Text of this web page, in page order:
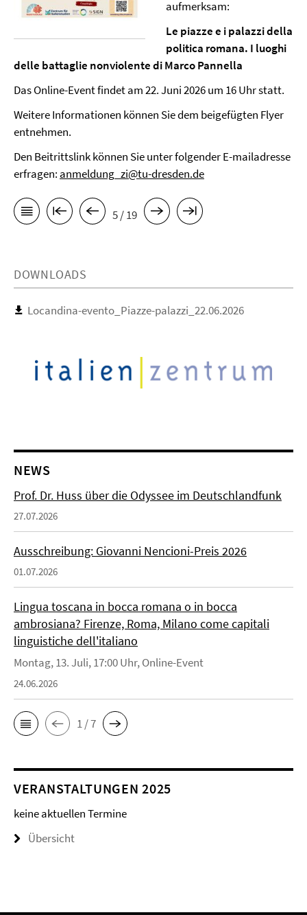
aufmerksam:
Le piazze e i palazzi della
politica romana. I luoghi
delle battaglie nonviolente di Marco Pannella
Das Online-Event findet am 22. Juni 2026 um 16 Uhr statt.
Weitere Informationen können Sie dem beigefügten Flyer
entnehmen.
Den Beitrittslink können Sie unter folgender E-mailadresse
erfragen: anmeldung_zi@tu-dresden.de
5 / 19
DOWNLOADS
Locandina-evento_Piazze-palazzi_22.06.2026
NEWS
Prof. Dr. Huss über die Odyssee im Deutschlandfunk
27.07.2026
Ausschreibung: Giovanni Nencioni-Preis 2026
01.07.2026
Lingua toscana in bocca romana o in bocca
ambrosiana? Firenze, Roma, Milano come capitali
linguistiche dell'italiano
Montag, 13. Juli, 17:00 Uhr, Online-Event
24.06.2026
1 / 7
VERANSTALTUNGEN 2025
keine aktuellen Termine
Übersicht